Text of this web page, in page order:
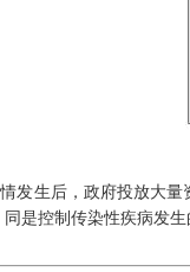
发生后，政府投放大量
是控制传染性疾病发